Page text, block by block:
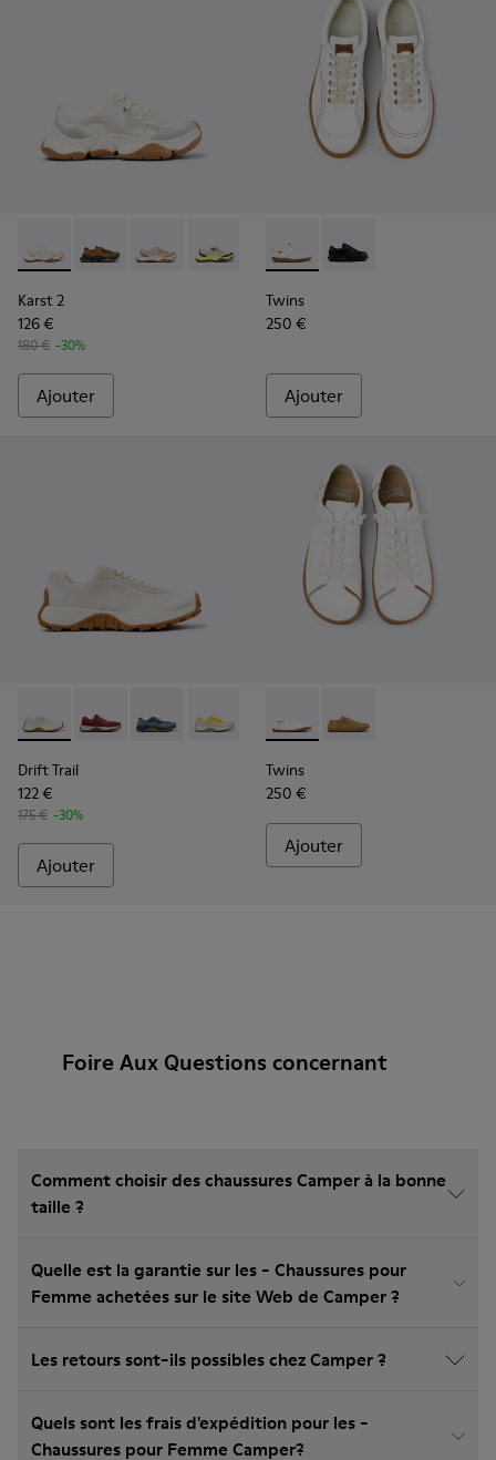
Karst 2 - K201837-009 - Baskets blanches et beiges sans
Karst 2 - K201837-010
Karst 2 - K201837-008
Karst 2 - K201837-003
Karst 2
126 €
180 € -30%
Ajouter
Twins - 27651-135 -
Twins - 27651-136
Twins
250 €
Ajouter
Drift Trail - K201872-001 - Baskets beiges en matériaux
Drift Trail - K201872-006
Drift Trail - K201872-004
Drift Trail - K201872-003
Drift Trail
122 €
175 € -30%
Ajouter
Twins - K201928-003 -
Twins - K201928-002
Twins
250 €
Ajouter
Foire Aux Questions concernant
Comment choisir des chaussures Camper à la bonne
taille ?
Quelle est la garantie sur les - Chaussures pour
Femme achetées sur le site Web de Camper ?
Les retours sont-ils possibles chez Camper ?
Quels sont les frais d'expédition pour les -
Chaussures pour Femme Camper?